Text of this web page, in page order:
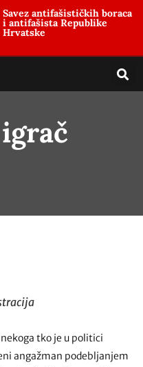
Savez antifašističkih boraca
i antifašista Republike
Hrvatske
tko je u politici
angažman podebljanjem